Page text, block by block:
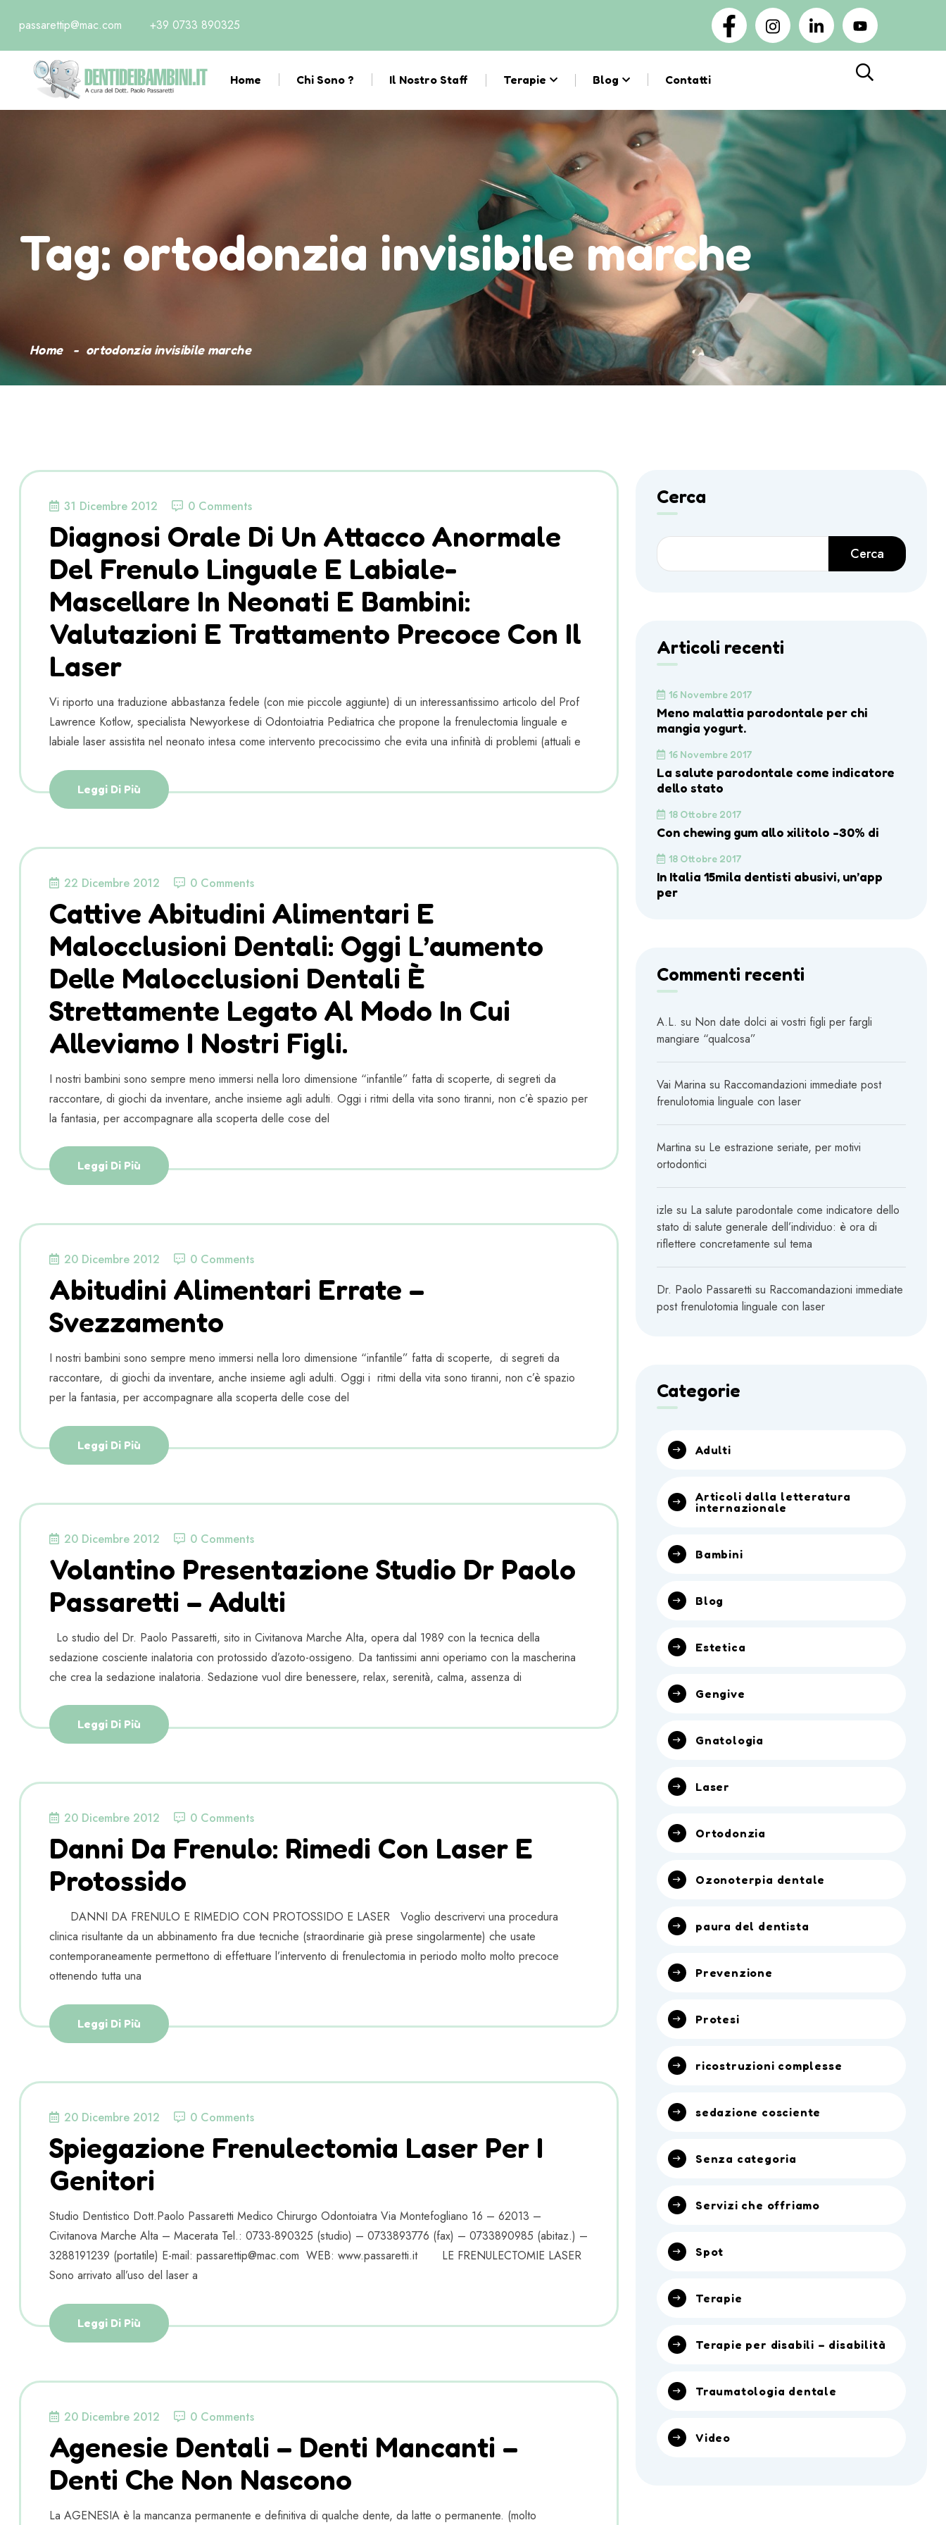
passarettip@mac.com +39 0733 890325
Home Chi Sono ? Il Nostro Staff Terapie Blog Contatti
Tag:ortodonzia invisibile marche
Home ortodonzia invisibile marche
31 Dicembre 2012 0 Comments
Diagnosi Orale Di Un Attacco Anormale
Del Frenulo Linguale E Labiale-
Mascellare In Neonati E Bambini:
Valutazioni E Trattamento Precoce Con Il
Laser
Vi riporto una traduzione abbastanza fedele (con mie piccole aggiunte) di un interessantissimo articolo del Prof
Lawrence Kotlow, specialista Newyorkese di Odontoiatria Pediatrica che propone la frenulectomia linguale e
labiale laser assistita nel neonato intesa come intervento precocissimo che evita una infinità di problemi (attuali e
Leggi Di Più
22 Dicembre 2012 0 Comments
Cattive Abitudini Alimentari E
Malocclusioni Dentali: Oggi L’aumento
Delle Malocclusioni Dentali È
Strettamente Legato Al Modo In Cui
Alleviamo I Nostri Figli.
I nostri bambini sono sempre meno immersi nella loro dimensione “infantile” fatta di scoperte, di segreti da
raccontare, di giochi da inventare, anche insieme agli adulti. Oggi i ritmi della vita sono tiranni, non c’è spazio per
la fantasia, per accompagnare alla scoperta delle cose del
Leggi Di Più
20 Dicembre 2012 0 Comments
Abitudini Alimentari Errate –
Svezzamento
I nostri bambini sono sempre meno immersi nella loro dimensione “infantile” fatta di scoperte, di segreti da
raccontare, di giochi da inventare, anche insieme agli adulti. Oggi i ritmi della vita sono tiranni, non c’è spazio
per la fantasia, per accompagnare alla scoperta delle cose del
Leggi Di Più
20 Dicembre 2012 0 Comments
Volantino Presentazione Studio Dr Paolo
Passaretti – Adulti
Lo studio del Dr. Paolo Passaretti, sito in Civitanova Marche Alta, opera dal 1989 con la tecnica della
sedazione cosciente inalatoria con protossido d’azoto-ossigeno. Da tantissimi anni operiamo con la mascherina
che crea la sedazione inalatoria. Sedazione vuol dire benessere, relax, serenità, calma, assenza di
Leggi Di Più
20 Dicembre 2012 0 Comments
Danni Da Frenulo: Rimedi Con Laser E
Protossido
DANNI DA FRENULO E RIMEDIO CON PROTOSSIDO E LASER Voglio descrivervi una procedura
clinica risultante da un abbinamento fra due tecniche (straordinarie già prese singolarmente) che usate
contemporaneamente permettono di effettuare l’intervento di frenulectomia in periodo molto molto precoce
ottenendo tutta una
Leggi Di Più
20 Dicembre 2012 0 Comments
Spiegazione Frenulectomia Laser Per I
Genitori
Studio Dentistico Dott.Paolo Passaretti Medico Chirurgo Odontoiatra Via Montefogliano 16 – 62013 –
Civitanova Marche Alta – Macerata Tel.: 0733-890325 (studio) – 0733893776 (fax) – 0733890985 (abitaz.) –
3288191239 (portatile) E-mail: passarettip@mac.com WEB: www.passaretti.it LE FRENULECTOMIE LASER
Sono arrivato all’uso del laser a
Leggi Di Più
20 Dicembre 2012 0 Comments
Agenesie Dentali – Denti Mancanti –
Denti Che Non Nascono
La AGENESIA è la mancanza permanente e definitiva di qualche dente, da latte o permanente. (molto
Cerca
Cerca
Articoli recenti
16 Novembre 2017
Meno malattia parodontale per chi
mangia yogurt.
16 Novembre 2017
La salute parodontale come indicatore
dello stato
18 Ottobre 2017
Con chewing gum allo xilitolo -30% di
18 Ottobre 2017
In Italia 15mila dentisti abusivi, un’app
per
Commenti recenti
A.L. su Non date dolci ai vostri figli per fargli
mangiare “qualcosa”
Vai Marina su Raccomandazioni immediate post
frenulotomia linguale con laser
Martina su Le estrazione seriate, per motivi
ortodontici
izle su La salute parodontale come indicatore dello
stato di salute generale dell’individuo: è ora di
riflettere concretamente sul tema
Dr. Paolo Passaretti su Raccomandazioni immediate
post frenulotomia linguale con laser
Categorie
Adulti
Articoli dalla letteratura
internazionale
Bambini
Blog
Estetica
Gengive
Gnatologia
Laser
Ortodonzia
Ozonoterpia dentale
paura del dentista
Prevenzione
Protesi
ricostruzioni complesse
sedazione cosciente
Senza categoria
Servizi che offriamo
Spot
Terapie
Terapie per disabili – disabilità
Traumatologia dentale
Video